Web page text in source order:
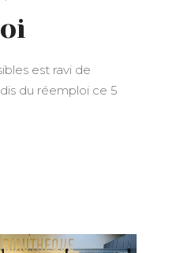
est ravi de
du réemploi ce 5